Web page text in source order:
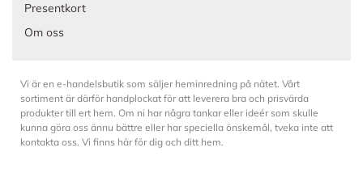
Presentkort
Om oss
Vi är en e-handelsbutik som säljer heminredning på nätet. Vårt
sortiment är därför handplockat för att leverera bra och prisvärda
produkter till ert hem. Om ni har några tankar eller ideér som skulle
kunna göra oss ännu bättre eller har speciella önskemål, tveka inte att
kontakta oss. Vi finns här för dig och ditt hem.